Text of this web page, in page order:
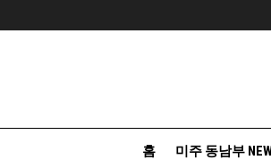
홈 미주 동남부